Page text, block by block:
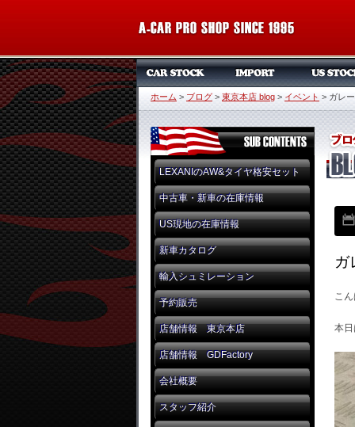
ホーム > ブログ > 東京本店 blog > イベント > ガレ
LEXANIのAW&タイヤ格安セット
中古車・新車の在庫情報
US現地の在庫情報
新車カタログ
輸入シュミレーション
予約販売
店舗情報 東京本店
店舗情報 GDFactory
会社概要
スタッフ紹介
ガ
こ
本